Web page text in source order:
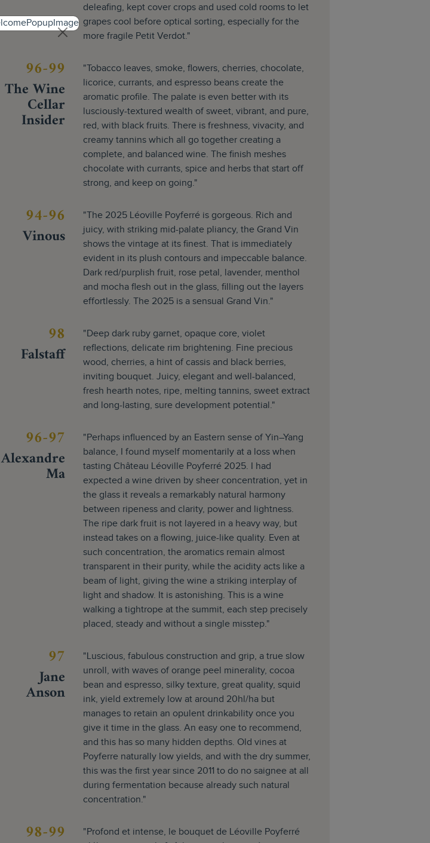
deleafing, kept cover crops and used cold rooms to let
grapes cool before optical sorting, especially for the
more fragile Petit Verdot."
96-99
The Wine
Cellar
Insider
"Tobacco leaves, smoke, flowers, cherries, chocolate,
licorice, currants, and espresso beans create the
aromatic profile. The palate is even better with its
lusciously-textured wealth of sweet, vibrant, and pure,
red, with black fruits. There is freshness, vivacity, and
creamy tannins which all go together creating a
complete, and balanced wine. The finish meshes
chocolate with currants, spice and herbs that start off
strong, and keep on going."
94-96
Vinous
"The 2025 Léoville Poyferré is gorgeous. Rich and
juicy, with striking mid-palate pliancy, the Grand Vin
shows the vintage at its finest. That is immediately
evident in its plush contours and impeccable balance.
Dark red/purplish fruit, rose petal, lavender, menthol
and mocha flesh out in the glass, filling out the layers
effortlessly. The 2025 is a sensual Grand Vin."
98
Falstaff
"Deep dark ruby garnet, opaque core, violet
reflections, delicate rim brightening. Fine precious
wood, cherries, a hint of cassis and black berries,
inviting bouquet. Juicy, elegant and well-balanced,
fresh hearth notes, ripe, melting tannins, sweet extract
and long-lasting, sure development potential."
96-97
Alexandre
Ma
"Perhaps influenced by an Eastern sense of Yin–Yang
balance, I found myself momentarily at a loss when
tasting Château Léoville Poyferré 2025. I had
expected a wine driven by sheer concentration, yet in
the glass it reveals a remarkably natural harmony
between ripeness and clarity, power and lightness.
The ripe dark fruit is not layered in a heavy way, but
instead takes on a flowing, juice-like quality. Even at
such concentration, the aromatics remain almost
transparent in their purity, while the acidity acts like a
beam of light, giving the wine a striking interplay of
light and shadow. It is astonishing. This is a wine
walking a tightrope at the summit, each step precisely
placed, steady and without a single misstep."
97
Jane
Anson
"Luscious, fabulous construction and grip, a true slow
unroll, with waves of orange peel minerality, cocoa
bean and espresso, silky texture, great quality, squid
ink, yield extremely low at around 20hl/ha but
manages to retain an opulent drinkability once you
give it time in the glass. An easy one to recommend,
and this has so many hidden depths. Old vines at
Poyferre naturally low yields, and with the dry summer,
this was the first year since 2011 to do no saignee at all
during fermentation because already such natural
concentration."
98-99
"Profond et intense, le bouquet de Léoville Poyferré